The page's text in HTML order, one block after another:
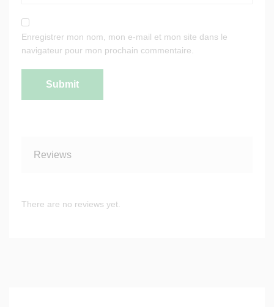
Enregistrer mon nom, mon e-mail et mon site dans le
navigateur pour mon prochain commentaire.
Reviews
There are no reviews yet.